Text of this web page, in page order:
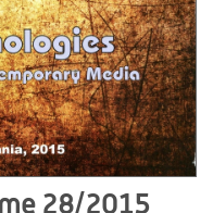
28/2015